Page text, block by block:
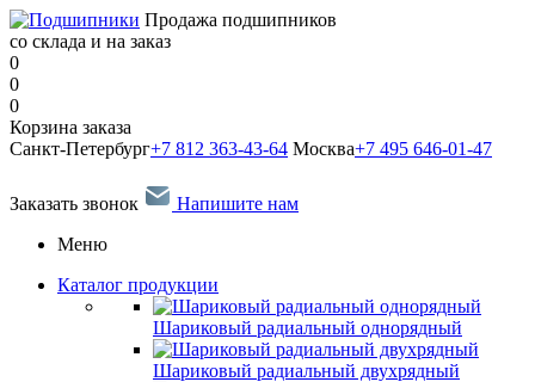
Продажа подшипников
со склада и на заказ
0
0
0
Корзина заказа
Санкт-Петербург+7 812 363-43-64 Москва+7 495 646-01-47
Заказать звонок
Напишите нам
Меню
Каталог продукции
Шариковый радиальный однорядный
Шариковый радиальный двухрядный